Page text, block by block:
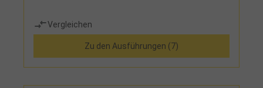
Vergleichen
Zu den Ausführungen (7)